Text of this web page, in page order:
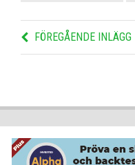
FÖREGÅENDE INLÄGG